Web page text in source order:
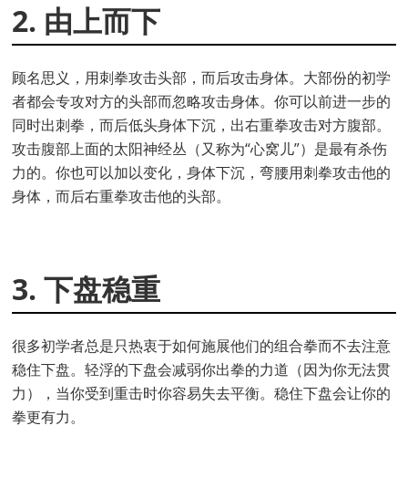
2. 由上而下
顾名思义，用刺拳攻击头部，而后攻击身体。大部份的初学
者都会专攻对方的头部而忽略攻击身体。你可以前进一步的
同时出刺拳，而后低头身体下沉，出右重拳攻击对方腹部。
攻击腹部上面的太阳神经丛（又称为“心窝儿”）是最有杀伤
力的。你也可以加以变化，身体下沉，弯腰用刺拳攻击他的
身体，而后右重拳攻击他的头部。
3. 下盘稳重
很多初学者总是只热衷于如何施展他们的组合拳而不去注意
稳住下盘。轻浮的下盘会减弱你出拳的力道（因为你无法贯
力），当你受到重击时你容易失去平衡。稳住下盘会让你的
拳更有力。